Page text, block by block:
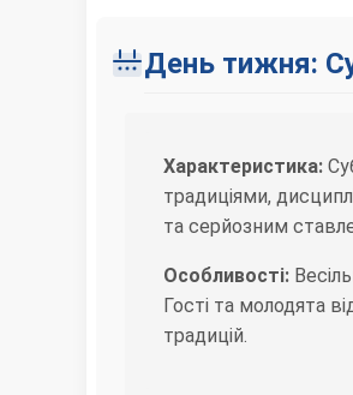
День тижня:
Характеристика:
традиціями,
та серйозним
Особливості:
Гості та молодята
традицій.